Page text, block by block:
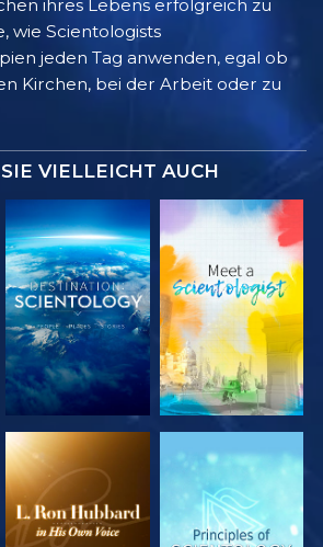
ihres Lebens erfolgreich zu
wie Scientologists
jeden Tag anwenden, egal ob
Kirchen, bei der Arbeit oder zu
SIE VIELLEICHT AUCH
SERIE
ENTDECKEN
SERIE
ENTDECKEN